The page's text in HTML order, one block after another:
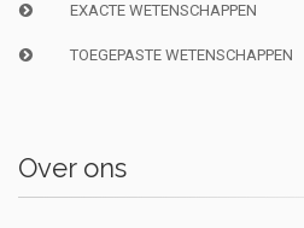
EXACTE WETENSCHAPPEN
TOEGEPASTE WETENSCHAPPEN
Over ons